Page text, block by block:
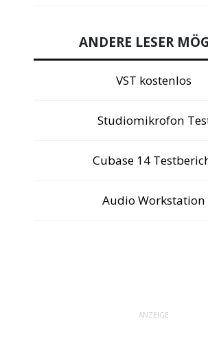
ANDERE LESER
VST kostenlos
Studiomikrofon
Cubase 14
Audio Workstation
ANZEIGE